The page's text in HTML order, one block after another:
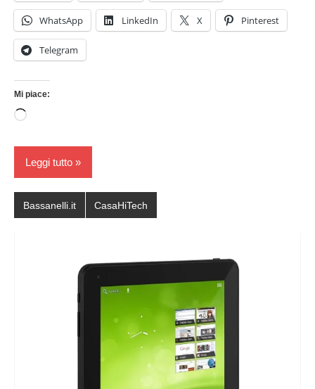
WhatsApp LinkedIn X Pinterest
Telegram
Mi piace:
Caricamento
corso…
Leggi tutto
Bassanelli.it CasaHiTech